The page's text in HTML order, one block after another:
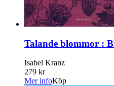
Talande blommor :
Isabel Kranz
279 kr
Mer infoKöp